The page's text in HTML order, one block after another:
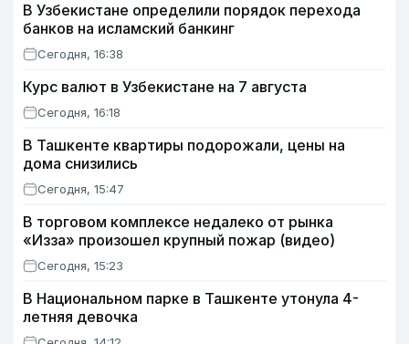
В Узбекистане определили порядок перехода
банков на исламский банкинг
Сегодня, 16:38
Курс валют в Узбекистане на 7 августа
Сегодня, 16:18
В Ташкенте квартиры подорожали, цены на
дома снизились
Сегодня, 15:47
В торговом комплексе недалеко от рынка
«Изза» произошел крупный пожар (видео)
Сегодня, 15:23
В Национальном парке в Ташкенте утонула 4-
летняя девочка